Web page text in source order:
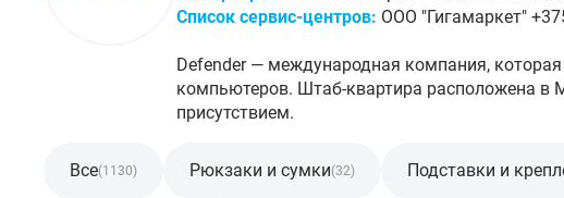
Список сервис-центров: ООО "Гигамаркет"
Defender — международная компания,
компьютеров. Штаб-квартира расположена в
присутствием.
Все(1130) Рюкзаки и сумки(32) Подставки и